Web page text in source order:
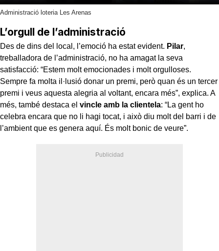
Administració loteria Les Arenas
L’orgull de l’administració
Des de dins del local, l’emoció ha estat evident. Pilar,
treballadora de l’administració, no ha amagat la seva
satisfacció: “Estem molt emocionades i molt orgulloses.
Sempre fa molta il·lusió donar un premi, però quan és un tercer
premi i veus aquesta alegria al voltant, encara més”, explica. A
més, també destaca el vincle amb la clientela: “La gent ho
celebra encara que no li hagi tocat, i això diu molt del barri i de
l’ambient que es genera aquí. És molt bonic de veure”.